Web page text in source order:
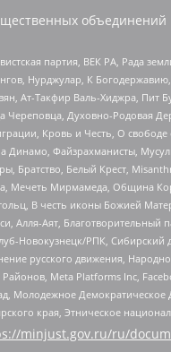
объединений
партия, ВЕК РА, Рада
Нурджулар, К
Ат-Такфир Валь-Хиджра, Пит
Череповца, Духовно-Родовая
Кровь и Честь, О
Динамо, Файзрахманисты,
Братство, Белый Крест,
Мечеть Мирмамеда, Община
В честь иконы Божией
Алля-Аят,
Новокузнецк/РПК,
русского движения,
Районов, Meta Platforms Inc,
Молодежное Демократическое
края, Этническое
minjust.gov.ru/ru/